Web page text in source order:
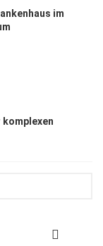
im
komplexen